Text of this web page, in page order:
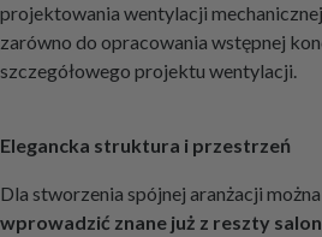
projektowania wentylacji
zarówno do opracowania wstępnej
szczegółowego projektu wentylacji.
Elegancka struktura i przestrzeń
Dla stworzenia spójnej aranżacji można
wprowadzić znane już z reszty